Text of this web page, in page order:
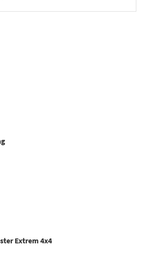
Extrem 4x4